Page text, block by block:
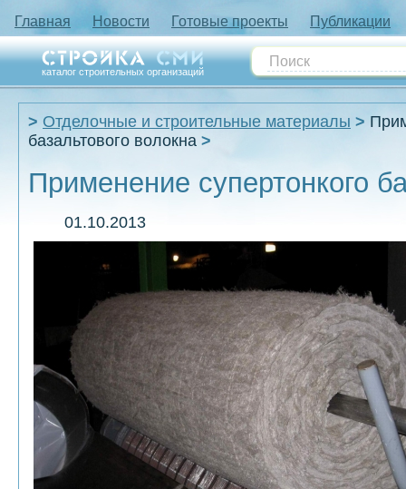
Главная Новости Готовые проекты Публикации
каталог строительных организаций
Отделочные и строительные материалы
базальтового волокна
Применение супертонкого
01.10.2013